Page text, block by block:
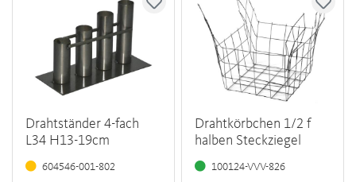
Drahtständer 4-fach
L34 H13-19cm
604546-001-802
Drahtkörbchen 1/2 f
halben Steckziegel
100124-VVV-826